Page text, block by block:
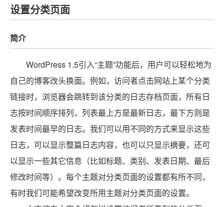
设置分类页面
简介
WordPress 1.5引入“主题”功能后，用户可以轻松地为
自己的博客改头换面。例如，访问者点击网站上某个分类
链接时，浏览器会跳转到该分类的日志存档页面，所有日
志按时间顺序排列，列表最上方是最新日志，最下方则是
发表时间最早的日志。我们可以用不同的方式来显示这些
日志，可以显示整篇日志内容，也可以只显示摘要，还可
以显示一些其它信息（比如标题、类别、发表日期、最后
修改时间等）。每个主题对分类页面的设置都有所不同，
有时我们可能希望改变所用主题对分类页面的设置。